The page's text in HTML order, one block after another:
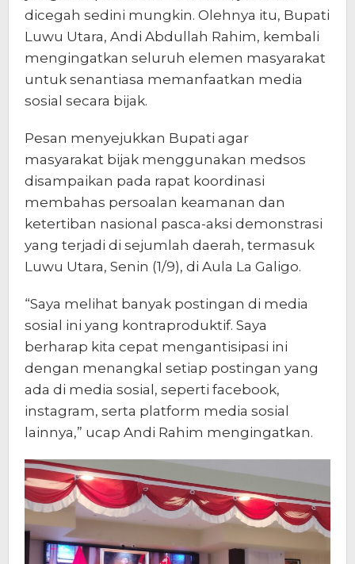
dicegah sedini mungkin. Olehnya itu, Bupati
Luwu Utara, Andi Abdullah Rahim, kembali
mengingatkan seluruh elemen masyarakat
untuk senantiasa memanfaatkan media
sosial secara bijak.
Pesan menyejukkan Bupati agar
masyarakat bijak menggunakan medsos
disampaikan pada rapat koordinasi
membahas persoalan keamanan dan
ketertiban nasional pasca-aksi demonstrasi
yang terjadi di sejumlah daerah, termasuk
Luwu Utara, Senin (1/9), di Aula La Galigo.
“Saya melihat banyak postingan di media
sosial ini yang kontraproduktif. Saya
berharap kita cepat mengantisipasi ini
dengan menangkal setiap postingan yang
ada di media sosial, seperti facebook,
instagram, serta platform media sosial
lainnya,” ucap Andi Rahim mengingatkan.